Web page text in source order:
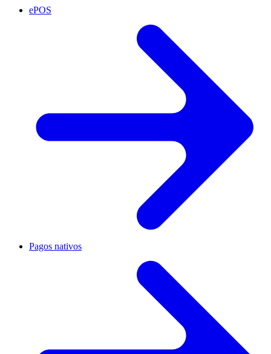
ePOS
Pagos nativos